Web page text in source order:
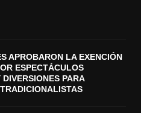
APROBARON LA EXENCIÓN
ESPECTÁCULOS
PARA